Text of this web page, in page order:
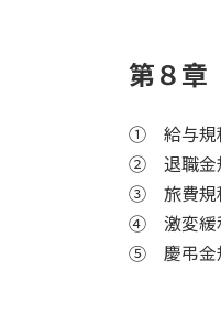
第８
① 給与規
② 退職金
③ 旅費規
④ 激変緩
⑤ 慶弔金